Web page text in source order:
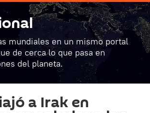
mundiales en un mismo portal
de cerca lo que pasa en
del planeta.
a Irak en